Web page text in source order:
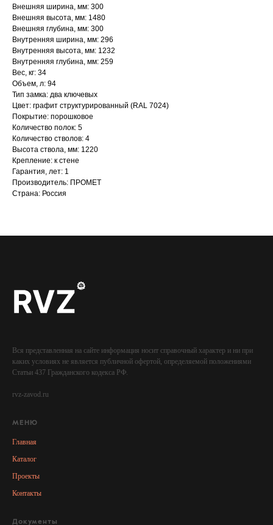
Внешняя ширина, мм: 300
Внешняя высота, мм: 1480
Внешняя глубина, мм: 300
Внутренняя ширина, мм: 296
Внутренняя высота, мм: 1232
Внутренняя глубина, мм: 259
Вес, кг: 34
Объем, л: 94
Тип замка: два ключевых
Цвет: графит структурированный (RAL 7024)
Покрытие: порошковое
Количество полок: 5
Количество стволов: 4
Высота ствола, мм: 1220
Крепление: к стене
Гарантия, лет: 1
Производитель: ПРОМЕТ
Страна: Россия
Вся представленная на сайте информация носит справочный характер и ни при
каких условиях не является публичной офертой, определяемой положениями
Статьи 437 Гражданского кодекса РФ.
rvz-zavod.ru
МЕНЮ
Главная
Каталог
Проекты
Контакты
Документы